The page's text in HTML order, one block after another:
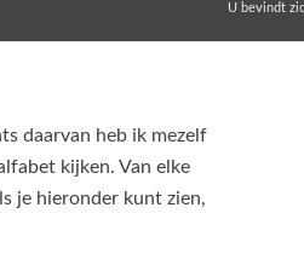
U bevindt
daarvan heb ik mezelf
kijken. Van elke
je hieronder kunt zien,